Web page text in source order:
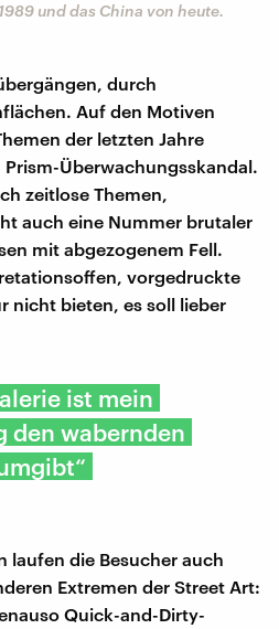
und das China von heute.
durch
Auf den Motiven
der letzten Jahre
Überwachungsskandal.
zeitlose Themen,
auch eine Nummer brutaler
mit abgezogenem Fell.
vorgedruckte
nicht bieten, es soll lieber
ist mein
den wabernden
laufen die Besucher auch
Extremen der Street Art:
Quick-and-Dirty-